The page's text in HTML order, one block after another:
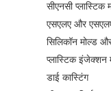
सीएनसी प्लास्टिक
एसएलए और
सिलिकॉन मोल्ड
प्लास्टिक इंजेक्शन
डाई कास्टिंग